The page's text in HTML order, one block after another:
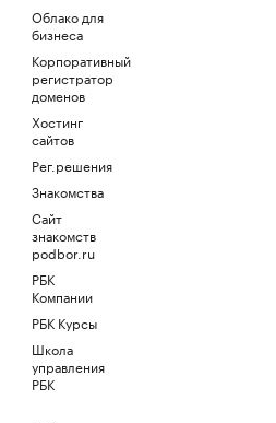
Облако для
бизнеса
Корпоративный
регистратор
доменов
Хостинг
сайтов
Рег.решения
Знакомства
Сайт
знакомств
podbor.ru
РБК
Компании
РБК Курсы
Школа
управления
РБК